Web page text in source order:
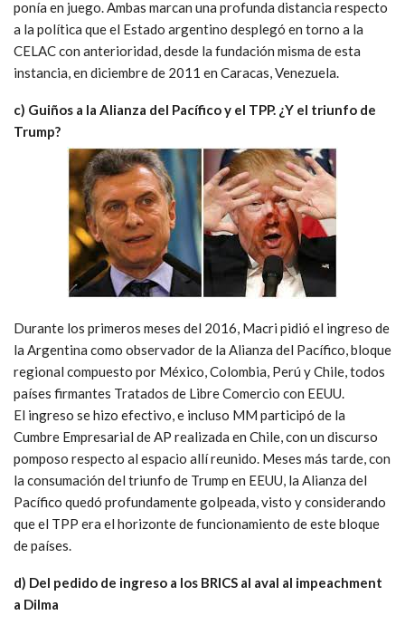
ponía en juego. Ambas marcan una profunda distancia respecto
a la política que el Estado argentino desplegó en torno a la
CELAC con anterioridad, desde la fundación misma de esta
instancia, en diciembre de 2011 en Caracas, Venezuela.
c) Guiños a la Alianza del Pacífico y el TPP. ¿Y el triunfo de
Trump?
Durante los primeros meses del 2016, Macri pidió el ingreso de
la Argentina como observador de la Alianza del Pacífico, bloque
regional compuesto por México, Colombia, Perú y Chile, todos
países firmantes Tratados de Libre Comercio con EEUU.
El ingreso se hizo efectivo, e incluso MM participó de la
Cumbre Empresarial de AP realizada en Chile, con un discurso
pomposo respecto al espacio allí reunido. Meses más tarde, con
la consumación del triunfo de Trump en EEUU, la Alianza del
Pacífico quedó profundamente golpeada, visto y considerando
que el TPP era el horizonte de funcionamiento de este bloque
de países.
d) Del pedido de ingreso a los BRICS al aval al impeachment
a Dilma